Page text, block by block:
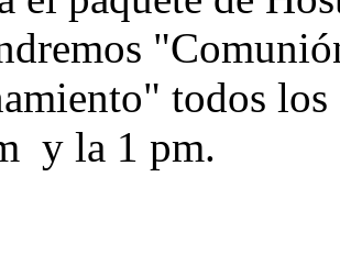
todos
y la 1 pm.